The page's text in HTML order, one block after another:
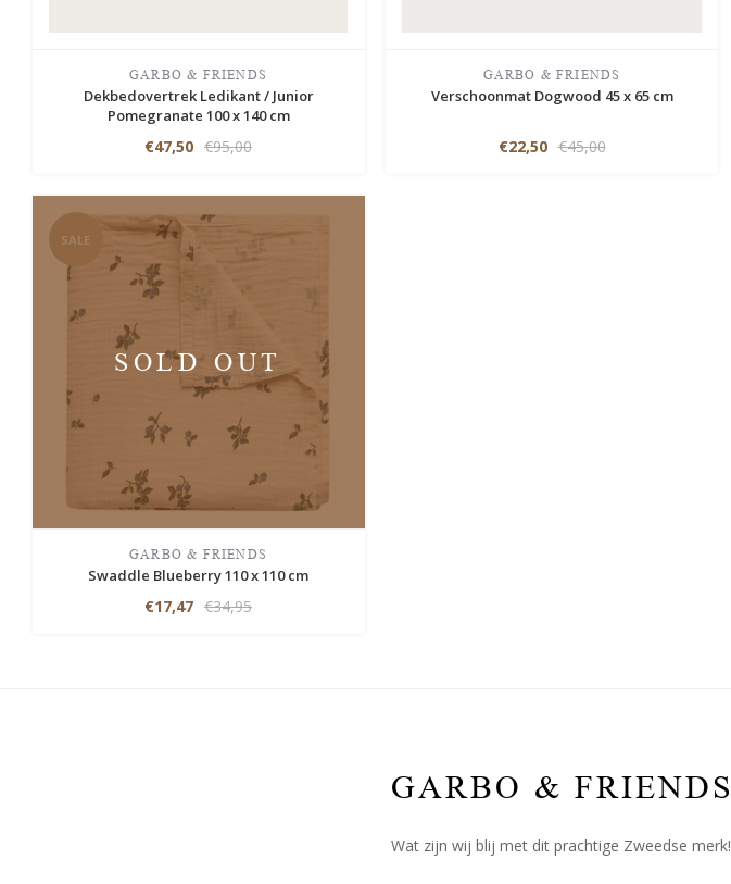
GARBO & FRIENDS
Dekbedovertrek Ledikant / Junior
Pomegranate 100 x 140 cm
€47,50 €95,00
GARBO & FRIENDS
Verschoonmat Dogwood 45 x 65 cm
€22,50 €45,00
SALE
SOLD OUT
GARBO & FRIENDS
Swaddle Blueberry 110 x 110 cm
€17,47 €34,95
GARBO & FRIENDS
Wat zijn wij blij met dit prachtige Zweedse merk!